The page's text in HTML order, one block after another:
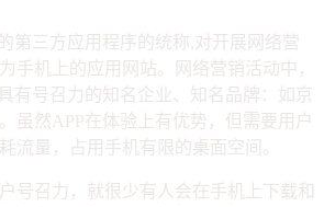
第三方应用程序的统称,对开展网络营
手机上的应用网站。网络营销活动中，
有号召力的知名企业、知名品牌：如京
虽然APP在体验上有优势，但需要用户
流量，占用手机有限的桌面空间。
号召力，就很少有人会在手机上下载和